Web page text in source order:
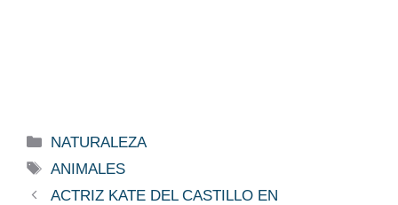
Categorías
NATURALEZA
Etiquetas
ANIMALES
ACTRIZ KATE DEL CASTILLO EN